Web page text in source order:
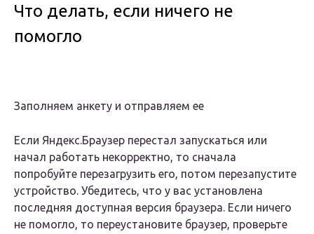
Что делать, если ничего не
помогло
Заполняем анкету и отправляем ее
Если Яндекс.Браузер перестал запускаться или
начал работать некорректно, то сначала
попробуйте перезагрузить его, потом перезапустите
устройство. Убедитесь, что у вас установлена
последняя доступная версия браузера. Если ничего
не помогло, то переустановите браузер, проверьте